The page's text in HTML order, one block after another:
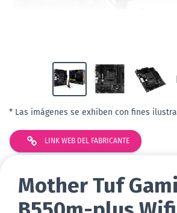
* Las imágenes se exhiben con fines
LINK WEB DEL FABRICANTE
Mother Tuf